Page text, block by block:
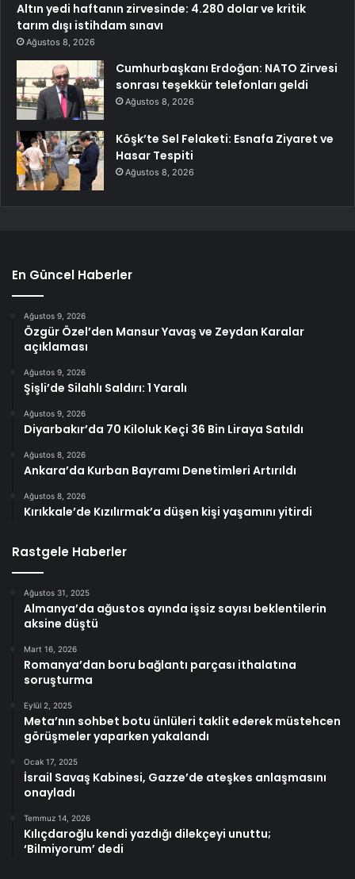
Altın yedi haftanın zirvesinde: 4.280 dolar ve kritik
tarım dışı istihdam sınavı
Ağustos 8, 2026
Cumhurbaşkanı Erdoğan: NATO Zirvesi
sonrası teşekkür telefonları geldi
Ağustos 8, 2026
Köşk’te Sel Felaketi: Esnafa Ziyaret ve
Hasar Tespiti
Ağustos 8, 2026
En Güncel Haberler
Ağustos 9, 2026
Özgür Özel’den Mansur Yavaş ve Zeydan Karalar
açıklaması
Ağustos 9, 2026
Şişli’de Silahlı Saldırı: 1 Yaralı
Ağustos 9, 2026
Diyarbakır’da 70 Kiloluk Keçi 36 Bin Liraya Satıldı
Ağustos 8, 2026
Ankara’da Kurban Bayramı Denetimleri Artırıldı
Ağustos 8, 2026
Kırıkkale’de Kızılırmak’a düşen kişi yaşamını yitirdi
Rastgele Haberler
Ağustos 31, 2025
Almanya’da ağustos ayında işsiz sayısı beklentilerin
aksine düştü
Mart 16, 2026
Romanya’dan boru bağlantı parçası ithalatına
soruşturma
Eylül 2, 2025
Meta’nın sohbet botu ünlüleri taklit ederek müstehcen
görüşmeler yaparken yakalandı
Ocak 17, 2025
İsrail Savaş Kabinesi, Gazze’de ateşkes anlaşmasını
onayladı
Temmuz 14, 2026
Kılıçdaroğlu kendi yazdığı dilekçeyi unuttu;
‘Bilmiyorum’ dedi